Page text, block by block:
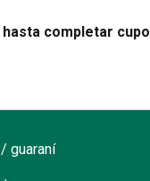
hasta completar cupo
/ guaraní